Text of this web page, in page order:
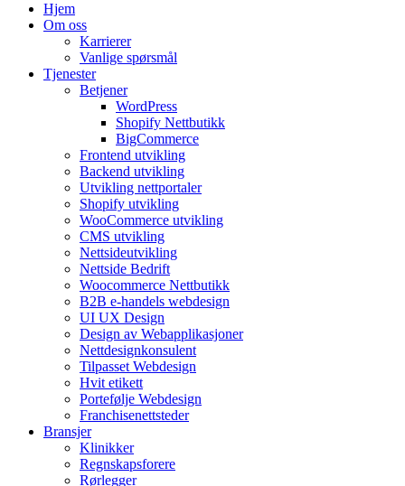
Hjem
Om oss
Karrierer
Vanlige spørsmål
Tjenester
Betjener
WordPress
Shopify Nettbutikk
BigCommerce
Frontend utvikling
Backend utvikling
Utvikling nettportaler
Shopify utvikling
WooCommerce utvikling
CMS utvikling
Nettsideutvikling
Nettside Bedrift
Woocommerce Nettbutikk
B2B e-handels webdesign
UI UX Design
Design av Webapplikasjoner
Nettdesignkonsulent
Tilpasset Webdesign
Hvit etikett
Portefølje Webdesign
Franchisenettsteder
Bransjer
Klinikker
Regnskapsforere
Rørlegger